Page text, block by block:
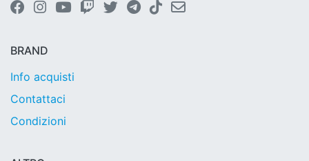
BRAND
Info acquisti
Contattaci
Condizioni